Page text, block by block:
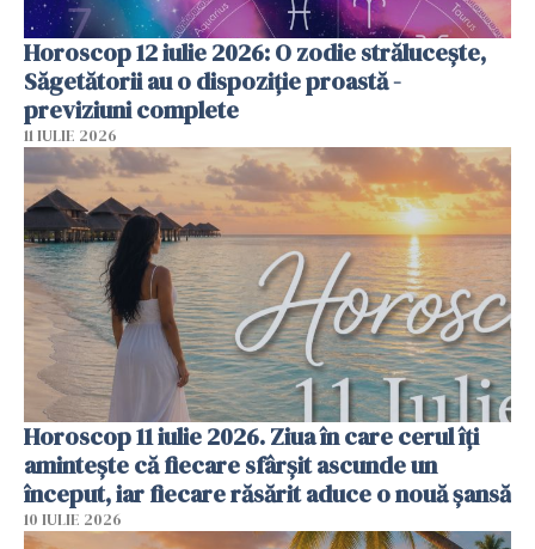
Horoscop 12 iulie 2026: O zodie strălucește,
Săgetătorii au o dispoziție proastă -
previziuni complete
11 IULIE 2026
Horoscop 11 iulie 2026. Ziua în care cerul îți
amintește că fiecare sfârșit ascunde un
început, iar fiecare răsărit aduce o nouă șansă
10 IULIE 2026